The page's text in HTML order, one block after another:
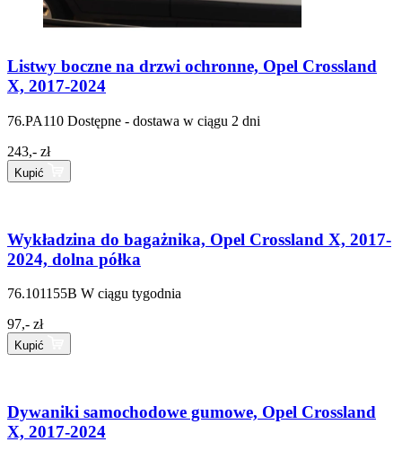
Listwy boczne na drzwi ochronne, Opel Crossland
X, 2017-2024
76.PA110 Dostępne - dostawa w ciągu 2 dni
243,- zł
Kupić
Wykładzina do bagażnika, Opel Crossland X, 2017-
2024, dolna półka
76.101155B W ciągu tygodnia
97,- zł
Kupić
Dywaniki samochodowe gumowe, Opel Crossland
X, 2017-2024